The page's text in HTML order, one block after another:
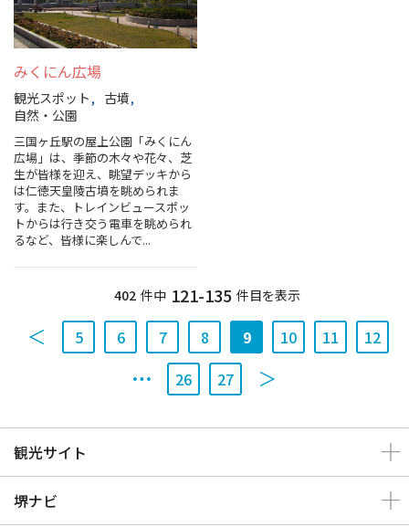
みくにん広場
観光スポット
古墳
自然・公園
三国ヶ丘駅の屋上公園「みくにん
広場」は、季節の木々や花々、芝
生が皆様を迎え、眺望デッキから
は仁徳天皇陵古墳を眺められま
す。また、トレインビュースポッ
トからは行き交う電車を眺められ
るなど、皆様に楽しんで...
402 件中 121-135 件目を表示
5 6 7 8 9 10 11
12
26
27
観光サイト
堺ナビ